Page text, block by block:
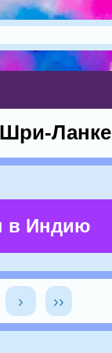
Ланке
в Индию
› ››